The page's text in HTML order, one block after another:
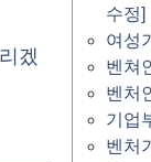
겠
수정]
여성
벤쳐
벤처
기업
벤처